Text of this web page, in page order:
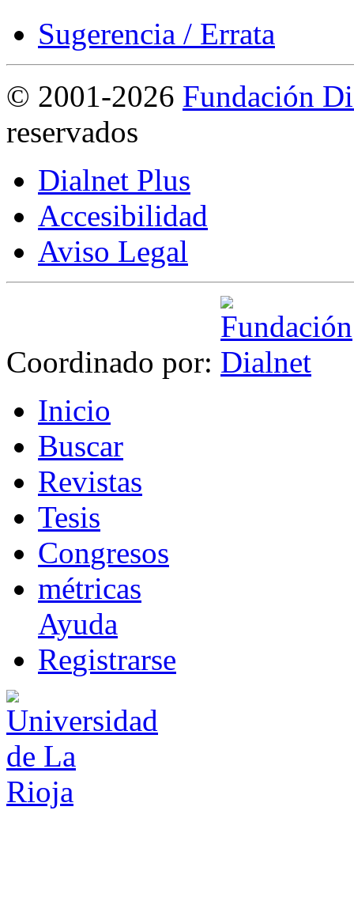
Sugerencia / Errata
© 2001-2026 Fundación
reservados
Dialnet Plus
Accesibilidad
Aviso Legal
Coordinado por:
Inicio
Buscar
Revistas
Tesis
Congresos
métricas
Ayuda
Registrarse